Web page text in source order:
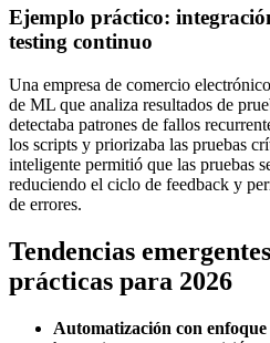
Ejemplo práctico:
testing continuo
Una empresa de comercio
de ML que analiza resultados de
detectaba patrones de fallos
los scripts y priorizaba las pruebas
inteligente permitió que las pruebas
reduciendo el ciclo de feedback y
de errores.
Tendencias
prácticas para 2026
Automatización con